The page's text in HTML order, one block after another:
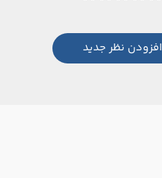
افزودن نظر جدید